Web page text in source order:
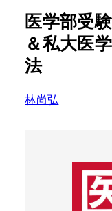
医学部受
＆私大医
法
林尚弘